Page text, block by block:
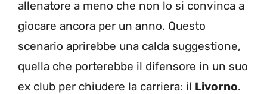
allenatore a meno che non lo si convinca a
giocare ancora per un anno. Questo
scenario aprirebbe una calda suggestione,
quella che porterebbe il difensore in un suo
ex club per chiudere la carriera: il Livorno.